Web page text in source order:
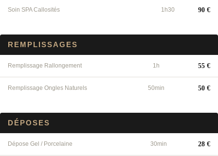
Soin SPA Callosités 1h30 90 €
REMPLISSAGES
Remplissage Rallongement 1h 55 €
Remplissage Ongles Naturels 50min 50 €
DÉPOSES
Dépose Gel / Porcelaine 30min 28 €